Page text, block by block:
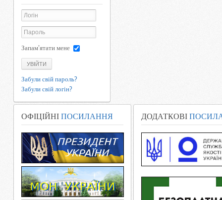
Запам'ятати мене
УВІЙТИ
Забули свій пароль?
Забули свій логін?
ОФІЦІЙНІ ПОСИЛАННЯ ДОДАТКОВІ